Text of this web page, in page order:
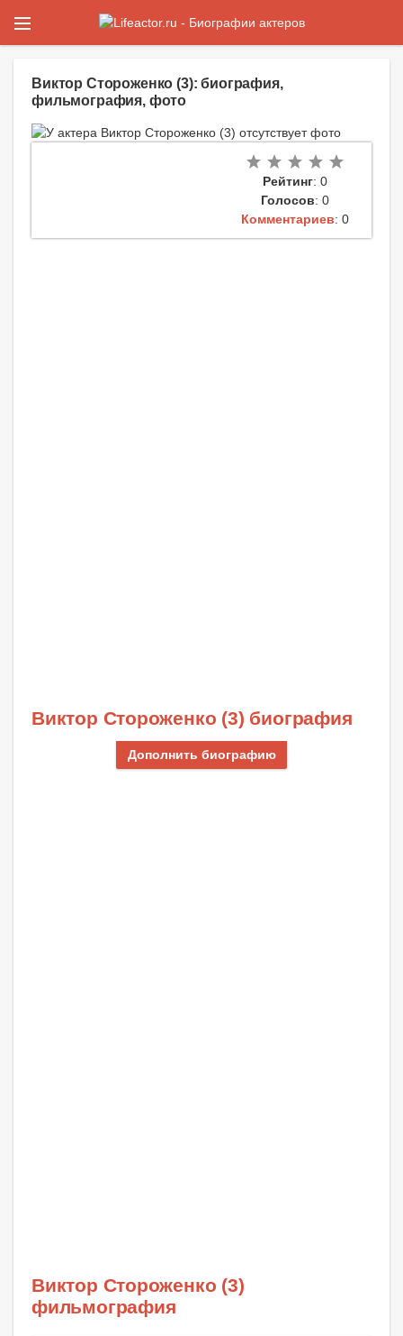
Виктор Стороженко (3): биография,
фильмография, фото
Рейтинг: 0
Голосов: 0
Комментариев: 0
Виктор Стороженко (3) биография
Дополнить биографию
Виктор Стороженко (3)
фильмография